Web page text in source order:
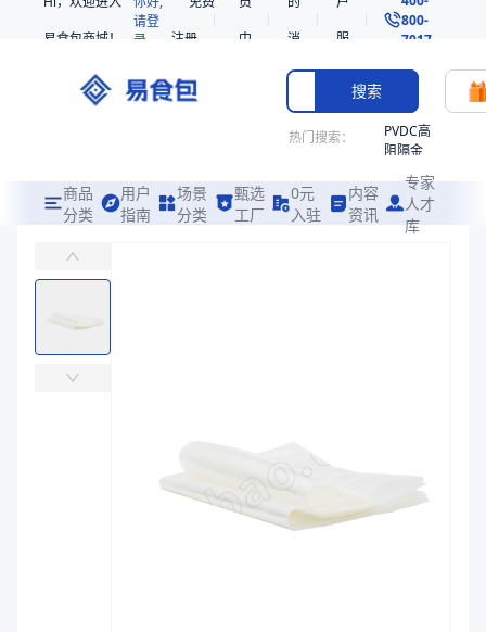
易食包商城！
请登
录
注册
中
消
息
服
务
800-
7017
搜索
热门搜索：
PVDC高
阻隔金
共挤热
收缩袋
拉伸膜
商品
分类
用户
指南
场景
分类
甄选
工厂
0元
入驻
内容
资讯
专家
人才
库
易食包（EPAK）专注于PE非阻隔高收缩共挤印刷热收缩袋SE51包装
商品分类
225、250
380、388、438